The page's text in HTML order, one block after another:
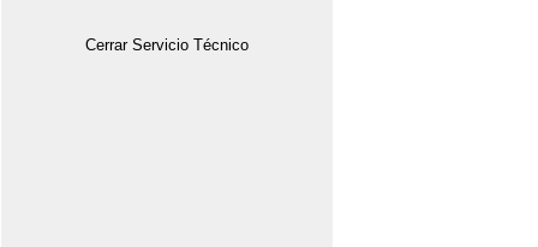
Cerrar Servicio Técnico